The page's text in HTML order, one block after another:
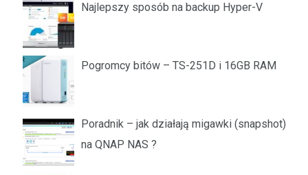
Najlepszy sposób na backup Hyper-V
Pogromcy bitów – TS-251D i 16GB RAM
Poradnik – jak działają migawki (snapshot)
na QNAP NAS ?